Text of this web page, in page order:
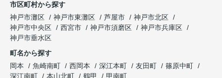
市区町村から探す
神戸市灘区
神戸市東灘区 芦屋市
神戸市北区
神戸市中央区
西宮市 神戸市須磨区
神戸市兵庫区
神戸市垂水区
町名から探す
岡本
魚崎南町 西岡本 深江本町 友田町
篠原中町
深江南町
本山北町 鶴甲
甲南町